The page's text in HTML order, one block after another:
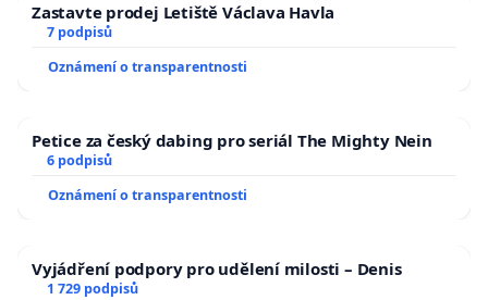
Zastavte prodej Letiště Václava Havla
7 podpisů
Oznámení o transparentnosti
Petice za český dabing pro seriál The Mighty Nein
6 podpisů
Oznámení o transparentnosti
Vyjádření podpory pro udělení milosti – Denis
1 729 podpisů